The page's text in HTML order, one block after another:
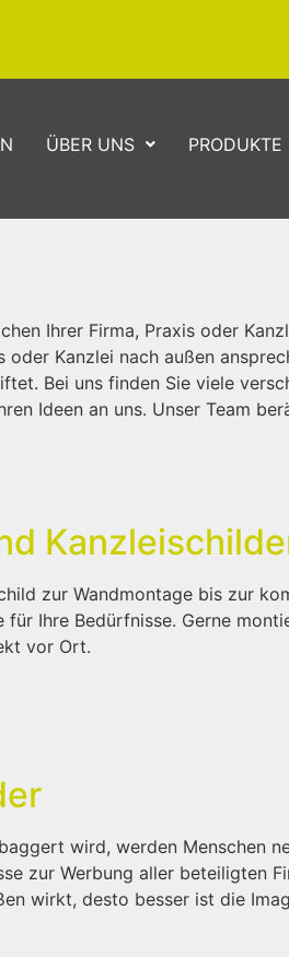
ÜBER UNS PRODUKTE
Ihrer Firma, Praxis oder
Kanzlei nach außen
Bei uns finden Sie viele
Ideen an uns. Unser Team
zur Wandmontage bis zur
für Ihre Bedürfnisse. Gerne
vor Ort.
wird, werden Menschen
zur Werbung aller beteiligten
wirkt, desto besser ist die